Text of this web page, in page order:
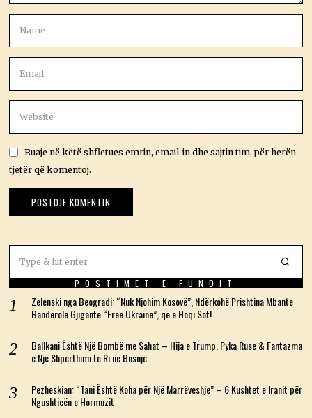
Ruaje në këtë shfletues emrin, email-in dhe sajtin tim, për herën
tjetër që komentoj.
POSTIMET E FUNDIT
Zelenski nga Beogradi: “Nuk Njohim Kosovë”, Ndërkohë Prishtina Mbante
Banderolë Gjigante “Free Ukraine”, që e Hoqi Sot!
Ballkani Është Një Bombë me Sahat – Hija e Trump, Pyka Ruse & Fantazma
e Një Shpërthimi të Ri në Bosnjë
Pezheskian: “Tani Është Koha për Një Marrëveshje” – 6 Kushtet e Iranit për
Ngushticën e Hormuzit